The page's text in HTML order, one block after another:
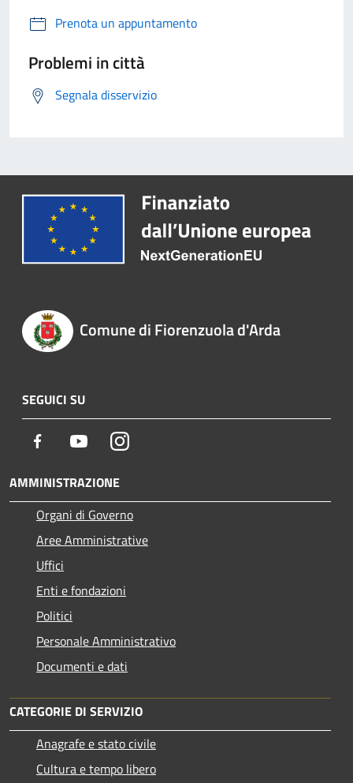
Prenota un appuntamento
Problemi in città
Segnala disservizio
Comune di Fiorenzuola d'Arda
SEGUICI SU
Facebook YoutubeInstagram
AMMINISTRAZIONE
Organi di Governo
Aree Amministrative
Uffici
Enti e fondazioni
Politici
Personale Amministrativo
Documenti e dati
CATEGORIE DI SERVIZIO
Anagrafe e stato civile
Cultura e tempo libero